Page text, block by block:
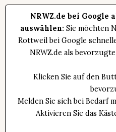
NRWZ.de bei Google
auswählen: Sie möchten
Rottweil bei Google
NRWZ.de als
Klicken Sie auf den
Melden Sie sich bei Bedarf
Aktivieren Sie das